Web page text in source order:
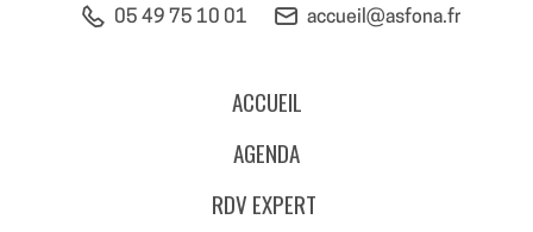
05 49 75 10 01 accueil@asfona.fr
ACCUEIL
AGENDA
RDV EXPERT